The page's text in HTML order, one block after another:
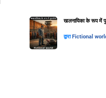
खलनायिका के रूप में
द्वारा Fictional